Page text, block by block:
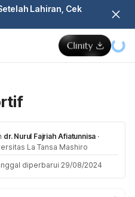
Lahiran, Cek
dr. Nurul Fajriah Afiatunnisa ·
La Tansa Mashiro
diperbarui 29/08/2024